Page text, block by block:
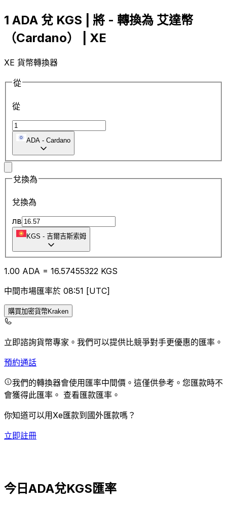
1 ADA 兌 KGS | 將 - 轉換為 艾達幣
（Cardano） | XE
XE 貨幣轉換器
從
從
ADA - Cardano
兌換為
兌換為
лв
KGS - 吉爾吉斯索姆
1.00 ADA = 16.57455322 KGS
中間市場匯率於 08:51 [UTC]
購買加密貨幣Kraken
立即諮詢貨幣專家。 我們可以提供比競爭對手更優惠的匯率。
預約通話
我們的轉換器會使用匯率中間價。這僅供參考。您匯款時不
會獲得此匯率。 查看匯款匯率。
你知道可以用Xe匯款到國外匯款嗎？
立即註冊
今日ADA兌KGS匯率